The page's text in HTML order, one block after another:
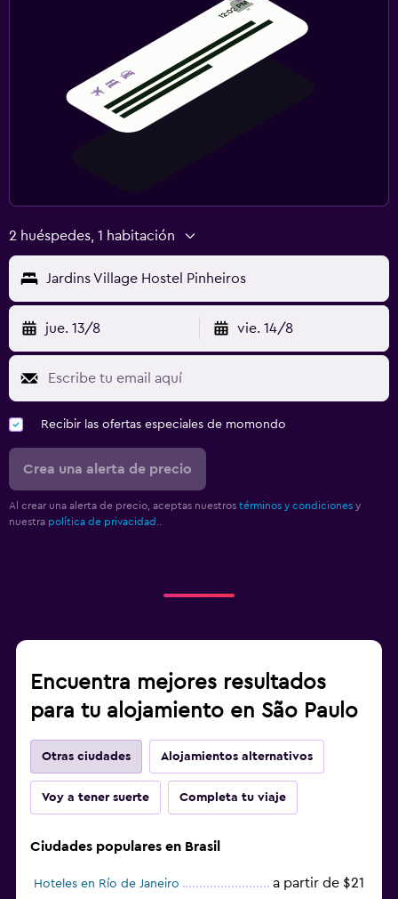
2 huéspedes, 1 habitación
Jardins Village Hostel Pinheiros
jue. 13/8 vie. 14/8
Recibir las ofertas especiales de momondo
Crea una alerta de precio
Al crear una alerta de precio, aceptas nuestros términos y condiciones y
nuestra política de privacidad.
Encuentra mejores resultados
para tu alojamiento en São Paulo
Otras ciudades Alojamientos alternativos
Voy a tener suerte Completa tu viaje
Ciudades populares en Brasil
Hoteles en Río de Janeiro a partir de $21